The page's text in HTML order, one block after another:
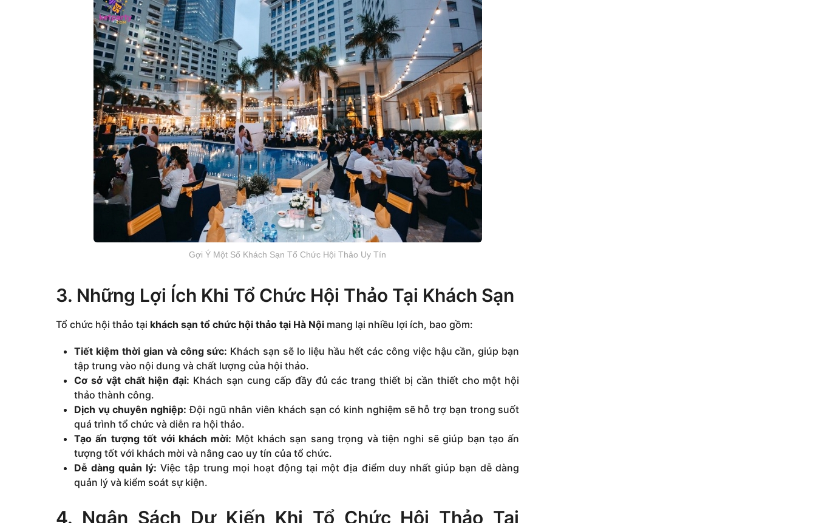
Gợi Ý Một Số Khách Sạn Tổ Chức Hội Thảo Uy Tín
3. Những Lợi Ích Khi Tổ Chức Hội Thảo Tại Khách Sạn
Tổ chức hội thảo tại khách sạn tổ chức hội thảo tại Hà Nội mang lại nhiều lợi ích, bao gồm:
Tiết kiệm thời gian và công sức: Khách sạn sẽ lo liệu hầu hết các công việc hậu cần, giúp bạn
tập trung vào nội dung và chất lượng của hội thảo.
Cơ sở vật chất hiện đại: Khách sạn cung cấp đầy đủ các trang thiết bị cần thiết cho một hội
thảo thành công.
Dịch vụ chuyên nghiệp: Đội ngũ nhân viên khách sạn có kinh nghiệm sẽ hỗ trợ bạn trong suốt
quá trình tổ chức và diễn ra hội thảo.
Tạo ấn tượng tốt với khách mời: Một khách sạn sang trọng và tiện nghi sẽ giúp bạn tạo ấn
tượng tốt với khách mời và nâng cao uy tín của tổ chức.
Dễ dàng quản lý: Việc tập trung mọi hoạt động tại một địa điểm duy nhất giúp bạn dễ dàng
quản lý và kiểm soát sự kiện.
4. Ngân Sách Dự Kiến Khi Tổ Chức Hội Thảo Tại